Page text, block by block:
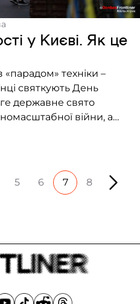
у Києві. Як це
«парадом» техніки –
святкують День
державне свято
війни, а
українську
було вручено
5 6 7 8